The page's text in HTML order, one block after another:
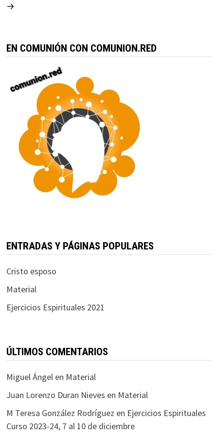
→
EN COMUNIÓN CON COMUNION.RED
ENTRADAS Y PÁGINAS POPULARES
Cristo esposo
Material
Ejercicios Espirituales 2021
ÚLTIMOS COMENTARIOS
Miguel Ángelen Material
Juan Lorenzo Duran Nieves en Material
M Teresa González Rodríguez en Ejercicios Espirituales
Curso 2023-24, 7 al 10 de diciembre